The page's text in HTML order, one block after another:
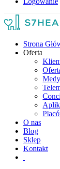
Strona
Oferta
O nas
Blog
Sklep
Kontakt